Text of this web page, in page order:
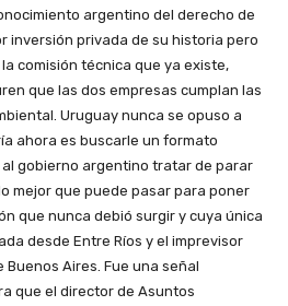
argentino del derecho de
inversión privada de su historia pero
comisión técnica que ya existe,
que las dos empresas cumplan las
Uruguay nunca se opuso a
ahora es buscarle un formato
gobierno argentino tratar de parar
mejor que puede pasar para poner
que nunca debió surgir y cuya única
desde Entre Ríos y el imprevisor
Aires. Fue una señal
que el director de Asuntos